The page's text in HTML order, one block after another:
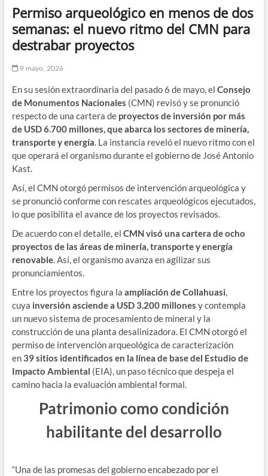
Permiso arqueológico en menos de dos
semanas: el nuevo ritmo del CMN para
destrabar proyectos
9 mayo, 2026
En su sesión extraordinaria del pasado 6 de mayo, el Consejo
de Monumentos Nacionales (CMN) revisó y se pronunció
respecto de una cartera de proyectos de inversión por más
de USD 6.700 millones, que abarca los sectores de minería,
transporte y energía. La instancia reveló el nuevo ritmo con el
que operará el organismo durante el gobierno de José Antonio
Kast.
Así, el CMN otorgó permisos de intervención arqueológica y
se pronunció conforme con rescates arqueológicos ejecutados,
lo que posibilita el avance de los proyectos revisados.
De acuerdo con el detalle, el CMN visó una cartera de ocho
proyectos de las áreas de minería, transporte y energía
renovable. Así, el organismo avanza en agilizar sus
pronunciamientos.
Entre los proyectos figura la ampliación de Collahuasi,
cuya inversión asciende a USD 3.200 millones y contempla
un nuevo sistema de procesamiento de mineral y la
construcción de una planta desalinizadora. El CMN otorgó el
permiso de intervención arqueológica de caracterización
en39 sitios identificados en la línea de base del Estudio de
Impacto Ambiental (EIA), un paso técnico que despeja el
camino hacia la evaluación ambiental formal.
Patrimonio como condición
habilitante del desarrollo
“Una de las promesas del gobierno encabezado por el